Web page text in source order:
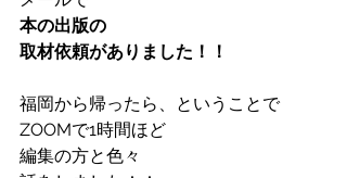
本の出版の
取材依頼がありました！！
福岡から帰ったら、ということで
ZOOMで1時間ほど
編集の方と色々